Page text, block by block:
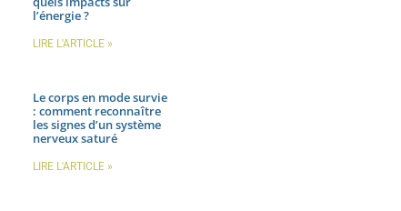
l’énergie ?
LIRE L'ARTICLE »
Le corps en mode survie
: comment reconnaître
les signes d’un système
nerveux saturé
LIRE L'ARTICLE »